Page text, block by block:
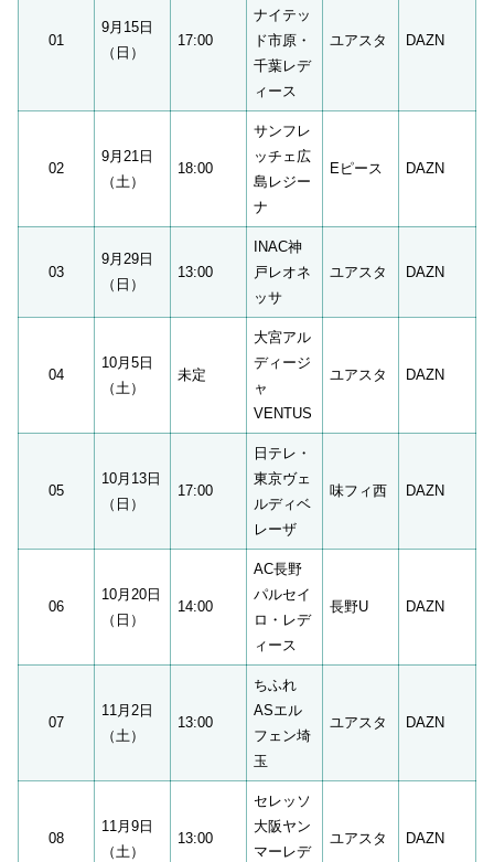
01
9月15日
（日）
17:00
ナイテッ
ド市原・
千葉レデ
ィース
ユアスタ DAZN
02
9月21日
（土）
18:00
サンフレ
ッチェ広
島レジー
ナ
Eピース DAZN
03
9月29日
（日）
13:00
INAC神
戸レオネ
ッサ
ユアスタ DAZN
04
10月5日
（土）
未定
大宮アル
ディージ
ャ
VENTUS
ユアスタ DAZN
05
10月13日
（日）
17:00
日テレ・
東京ヴェ
ルディベ
レーザ
味フィ西 DAZN
06
10月20日
（日）
14:00
AC長野
パルセイ
ロ・レデ
ィース
長野U DAZN
07
11月2日
（土）
13:00
ちふれ
ASエル
フェン埼
玉
ユアスタ DAZN
08
11月9日
（土）
13:00
セレッソ
大阪ヤン
マーレデ
ユアスタ DAZN